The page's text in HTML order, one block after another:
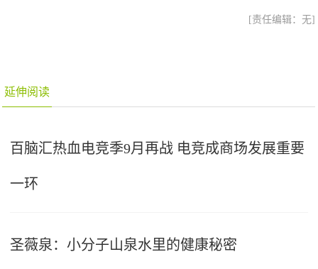
[责任编辑：无]
延伸阅读
百脑汇热血电竞季9月再战 电竞成商场发展重要
一环
圣薇泉：小分子山泉水里的健康秘密